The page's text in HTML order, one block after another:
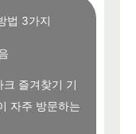
법 3가지
즐겨찾기 기
자주 방문하는